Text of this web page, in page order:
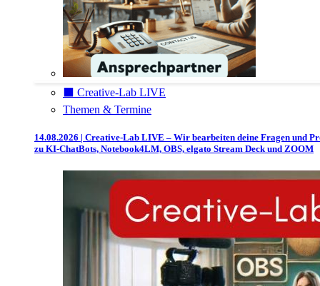
⬛️ Creative-Lab LIVE
Themen & Termine
14.08.2026 | Creative-Lab LIVE – Wir bearbeiten deine Fragen und
zu KI-ChatBots, Notebook4LM, OBS, elgato Stream Deck und ZOOM